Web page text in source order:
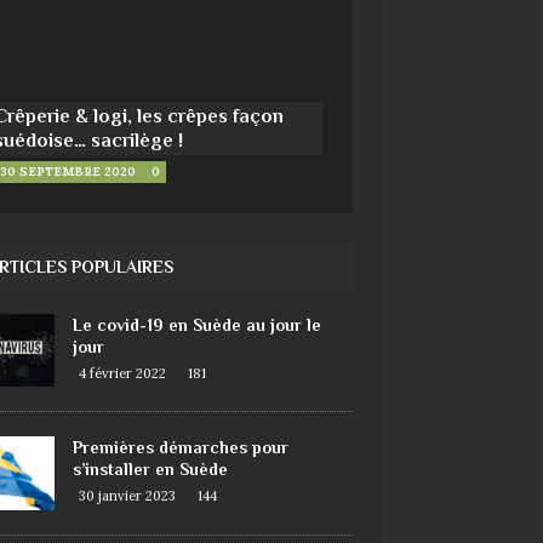
& logi, les crêpes façon
sacrilège !
30 SEPTEMBRE 2020 0
POPULAIRES
Le covid-19 en Suède au jour le
jour
4 février 2022 181
Premières démarches pour
s’installer en Suède
30 janvier 2023 144